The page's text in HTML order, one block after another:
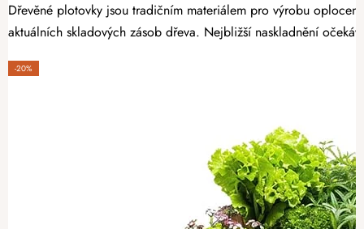
Dřevěné plotovky jsou tradičním materiálem pro výrobu
aktuálních skladových zásob dřeva. Nejbližší naskladnění
-20%